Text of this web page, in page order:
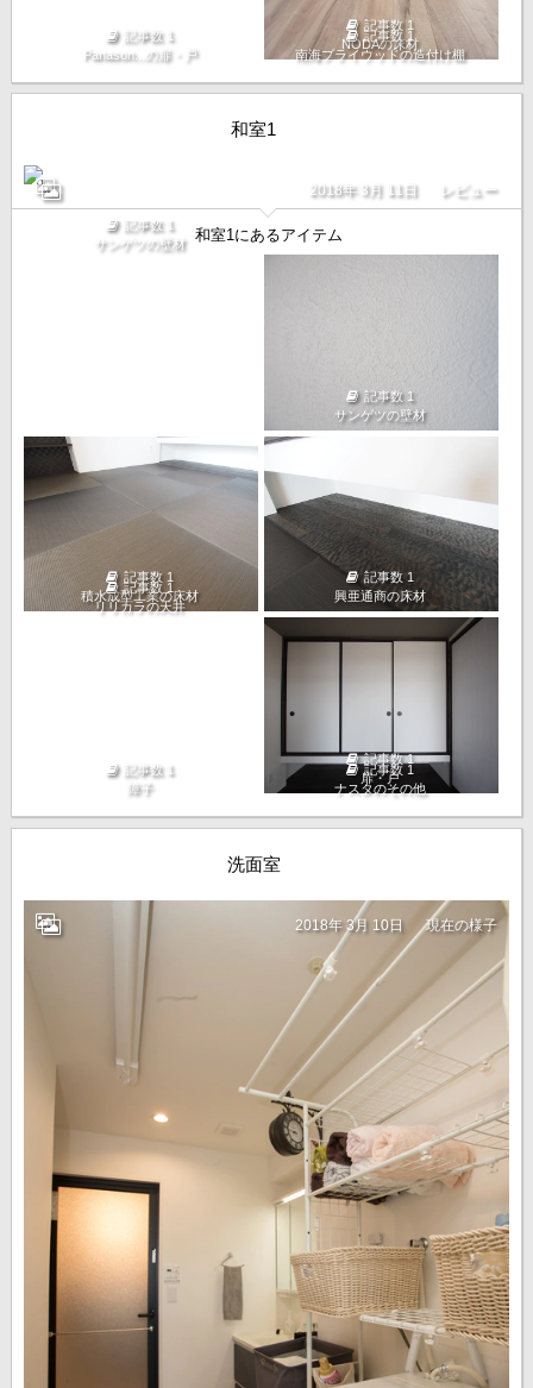
記事数 1
NODAの床材
記事数 1
Panason...の扉・戸
記事数 1
南海プライウッドの造付け棚
和室1
2018年 3月 11日 レビュー
和室1にあるアイテム
記事数 1
サンゲツの壁材
記事数 1
サンゲツの壁材
記事数 1
積水成型工業の床材
記事数 1
興亜通商の床材
記事数 1
リリカラの天井
記事数 1
扉・戸
記事数 1
障子
記事数 1
ナスタのその他
洗面室
2018年 3月 10日 現在の様子